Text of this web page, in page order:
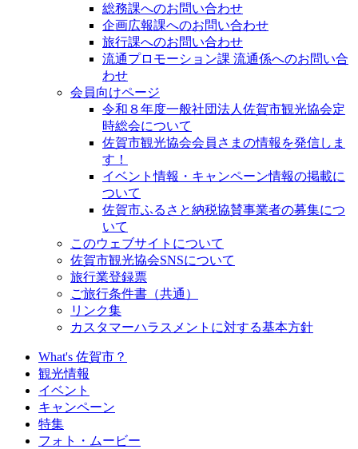
総務課へのお問い合わせ
企画広報課へのお問い合わせ
旅行課へのお問い合わせ
流通プロモーション課 流通係へのお問い合
わせ
会員向けページ
令和８年度一般社団法人佐賀市観光協会定
時総会について
佐賀市観光協会会員さまの情報を発信しま
す！
イベント情報・キャンペーン情報の掲載に
ついて
佐賀市ふるさと納税協賛事業者の募集につ
いて
このウェブサイトについて
佐賀市観光協会SNSについて
旅行業登録票
ご旅行条件書（共通）
リンク集
カスタマーハラスメントに対する基本方針
What's 佐賀市？
観光情報
イベント
キャンペーン
特集
フォト・ムービー